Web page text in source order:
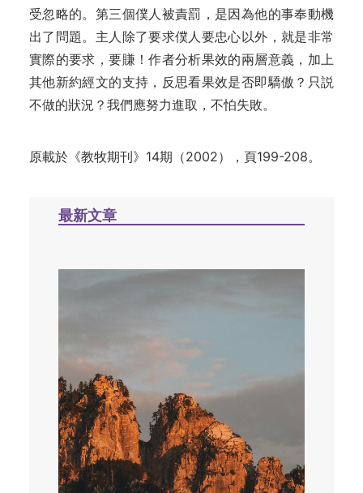
受忽略的。 第三個僕人被責罰，是因為他的事奉動機
出了問題。 主人除了要求僕人要忠心以外，就是非常
實際的要求，要賺！作者分析果效的兩層意義，加上
其他新約經文的支持，反思看果效是否即驕傲？只説
不做的狀況？我們應努力進取，不怕失敗。
原載於《教牧期刊》14期（2002），頁199-208。
最新文章